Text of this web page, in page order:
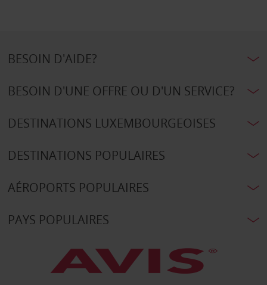
BESOIN D'AIDE?
BESOIN D'UNE OFFRE OU D'UN SERVICE?
DESTINATIONS LUXEMBOURGEOISES
DESTINATIONS POPULAIRES
AÉROPORTS POPULAIRES
PAYS POPULAIRES